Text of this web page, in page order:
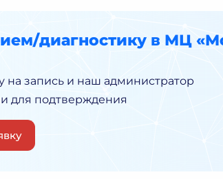
диагностику в МЦ
на запись и наш администратор
для подтверждения